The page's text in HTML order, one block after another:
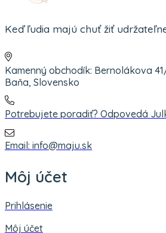
Keď ľudia majú chuť žiť
Kamenný obchodík: Bernolákova
Baňa, Slovensko
Potrebujete poradiť? Odpovedá
Email: info@maju.sk
Môj účet
Prihlásenie
Môj účet